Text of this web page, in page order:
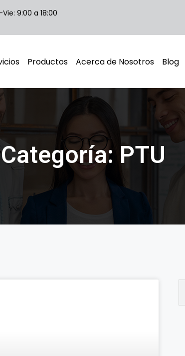
9:00 a 18:00
Productos Acerca de Nosotros Blog
Categoría: PTU